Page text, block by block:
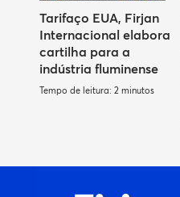
Tarifaço EUA, Firjan
Internacional elabora
cartilha para a
indústria fluminense
Tempo de leitura: 2 minutos